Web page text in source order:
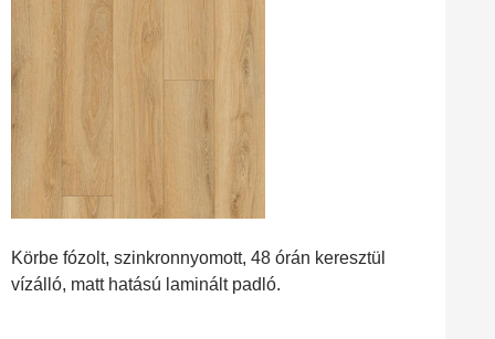
Körbe fózolt, szinkronnyomott, 48 órán keresztül
vízálló, matt hatású laminált padló.